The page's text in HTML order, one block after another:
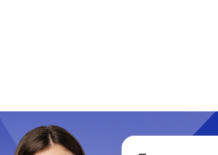
от 60 минут